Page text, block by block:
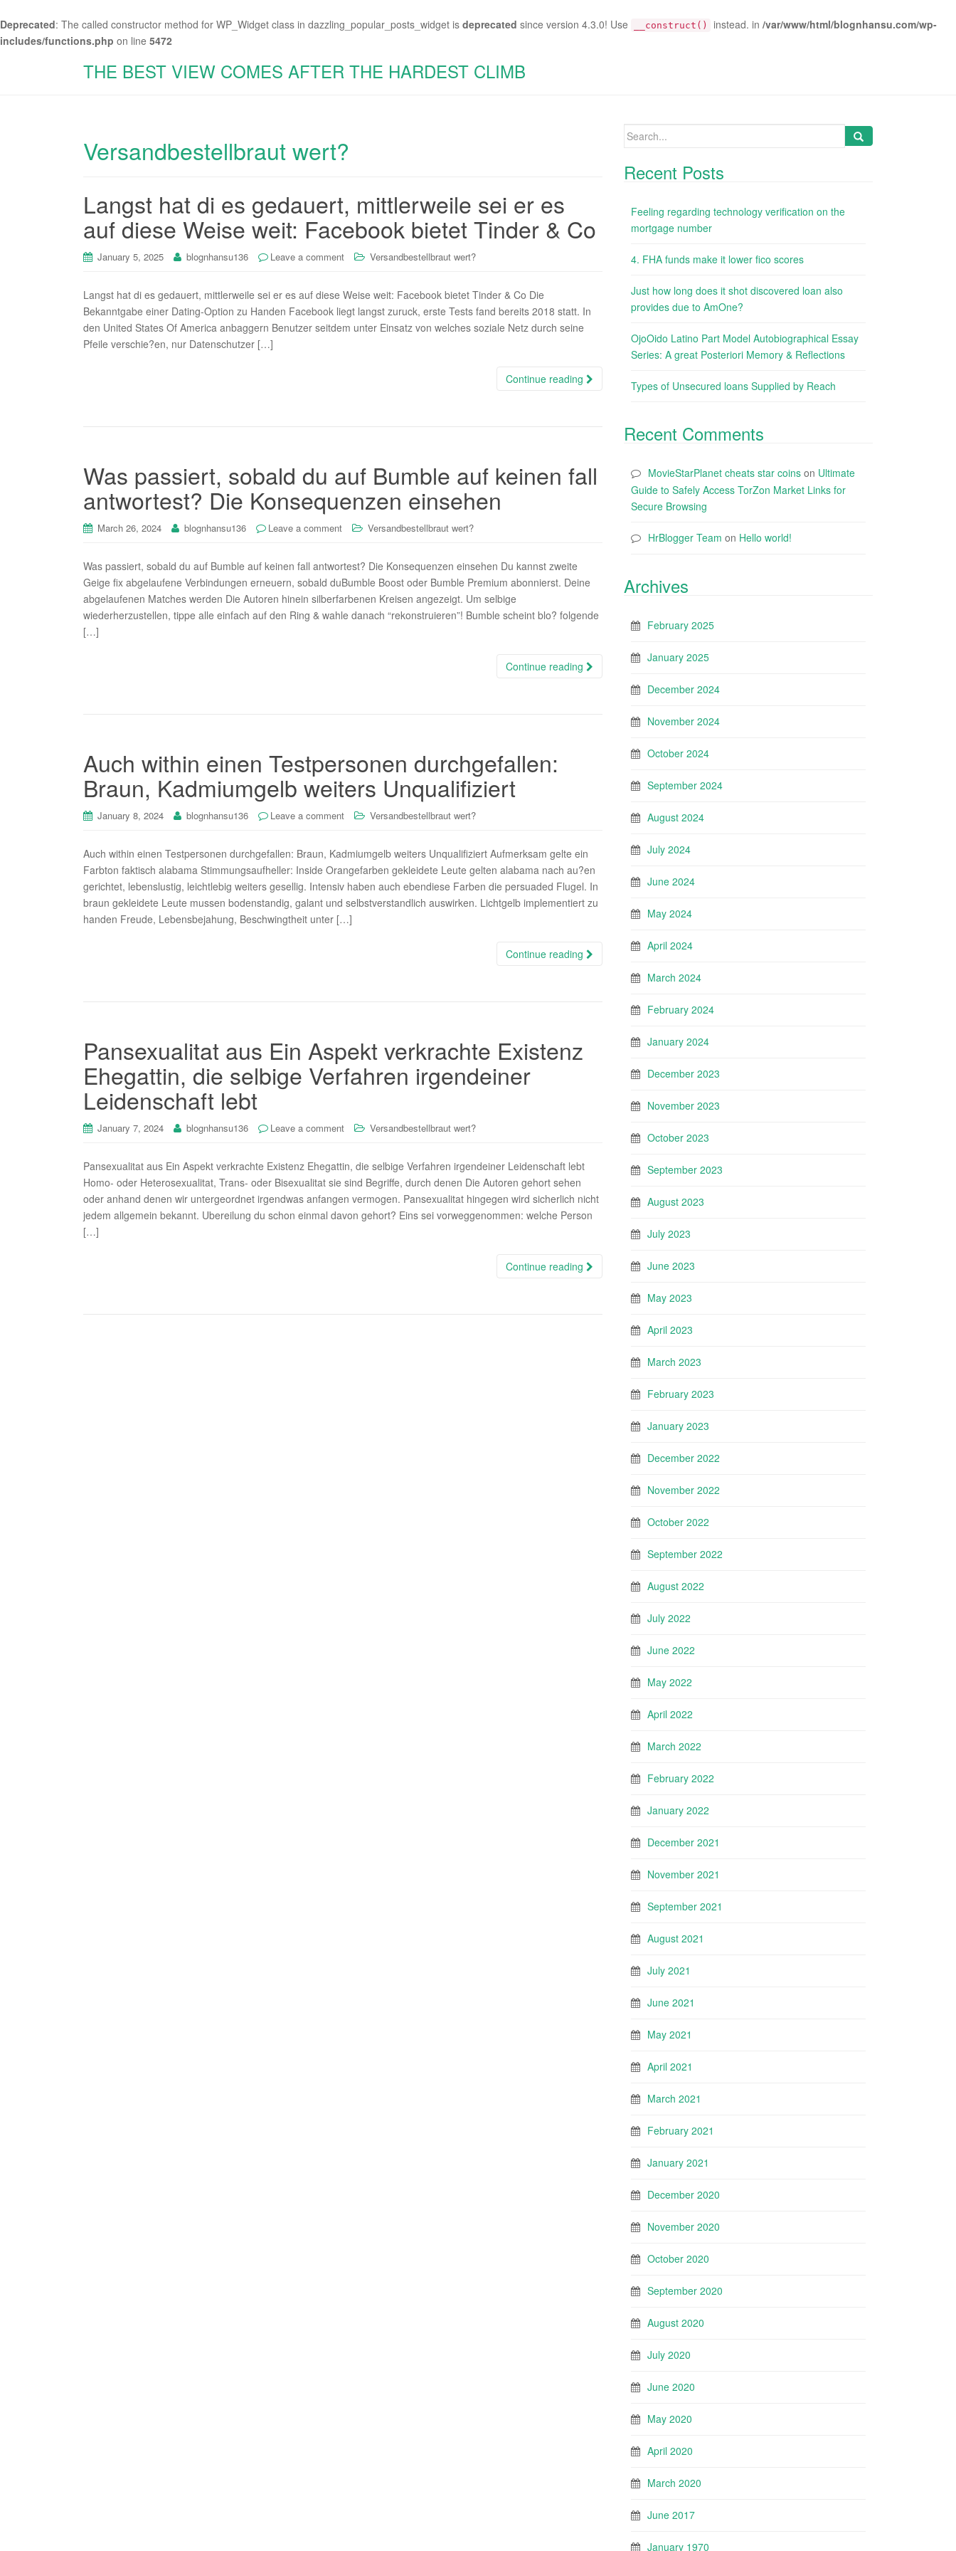
Deprecated: The called constructor method for WP_Widget class in dazzling_popular_posts_widget is deprecated since version 4.3.0! Use __construct() instead. in /var/www/html/blognhansu.com/wp-
includes/functions.php on line 5472
THE BEST VIEW COMES AFTER THE HARDEST CLIMB
Versandbestellbraut wert?
Langst hat di es gedauert, mittlerweile sei er es
auf diese Weise weit: Facebook bietet Tinder & Co
January 5, 2025 blognhansu136 Leave a comment Versandbestellbraut wert?
Langst hat di es gedauert, mittlerweile sei er es auf diese Weise weit: Facebook bietet Tinder & Co Die
Bekanntgabe einer Dating-Option zu Handen Facebook liegt langst zuruck, erste Tests fand bereits 2018 statt. In
den United States Of America anbaggern Benutzer seitdem unter Einsatz von welches soziale Netz durch seine
Pfeile verschie?en, nur Datenschutzer […]
Continue reading
Was passiert, sobald du auf Bumble auf keinen fall
antwortest? Die Konsequenzen einsehen
March 26, 2024 blognhansu136 Leave a comment Versandbestellbraut wert?
Was passiert, sobald du auf Bumble auf keinen fall antwortest? Die Konsequenzen einsehen Du kannst zweite
Geige fix abgelaufene Verbindungen erneuern, sobald duBumble Boost oder Bumble Premium abonnierst. Deine
abgelaufenen Matches werden Die Autoren hinein silberfarbenen Kreisen angezeigt. Um selbige
wiederherzustellen, tippe alle einfach auf den Ring & wahle danach “rekonstruieren”! Bumble scheint blo? folgende
[…]
Continue reading
Auch within einen Testpersonen durchgefallen:
Braun, Kadmiumgelb weiters Unqualifiziert
January 8, 2024 blognhansu136 Leave a comment Versandbestellbraut wert?
Auch within einen Testpersonen durchgefallen: Braun, Kadmiumgelb weiters Unqualifiziert Aufmerksam gelte ein
Farbton faktisch alabama Stimmungsaufheller: Inside Orangefarben gekleidete Leute gelten alabama nach au?en
gerichtet, lebenslustig, leichtlebig weiters gesellig. Intensiv haben auch ebendiese Farben die persuaded Flugel. In
braun gekleidete Leute mussen bodenstandig, galant und selbstverstandlich auswirken. Lichtgelb implementiert zu
handen Freude, Lebensbejahung, Beschwingtheit unter […]
Continue reading
Pansexualitat aus Ein Aspekt verkrachte Existenz
Ehegattin, die selbige Verfahren irgendeiner
Leidenschaft lebt
January 7, 2024 blognhansu136 Leave a comment Versandbestellbraut wert?
Pansexualitat aus Ein Aspekt verkrachte Existenz Ehegattin, die selbige Verfahren irgendeiner Leidenschaft lebt
Homo- oder Heterosexualitat, Trans- oder Bisexualitat sie sind Begriffe, durch denen Die Autoren gehort sehen
oder anhand denen wir untergeordnet irgendwas anfangen vermogen. Pansexualitat hingegen wird sicherlich nicht
jedem allgemein bekannt. Ubereilung du schon einmal davon gehort? Eins sei vorweggenommen: welche Person
[…]
Continue reading
Search
Recent Posts
Feeling regarding technology verification on the
mortgage number
4. FHA funds make it lower fico scores
Just how long does it shot discovered loan also
provides due to AmOne?
OjoOido Latino Part Model Autobiographical Essay
Series: A great Posteriori Memory & Reflections
Types of Unsecured loans Supplied by Reach
Recent Comments
MovieStarPlanet cheats star coins on Ultimate
Guide to Safely Access TorZon Market Links for
Secure Browsing
HrBlogger Team on Hello world!
Archives
February 2025
January 2025
December 2024
November 2024
October 2024
September 2024
August 2024
July 2024
June 2024
May 2024
April 2024
March 2024
February 2024
January 2024
December 2023
November 2023
October 2023
September 2023
August 2023
July 2023
June 2023
May 2023
April 2023
March 2023
February 2023
January 2023
December 2022
November 2022
October 2022
September 2022
August 2022
July 2022
June 2022
May 2022
April 2022
March 2022
February 2022
January 2022
December 2021
November 2021
September 2021
August 2021
July 2021
June 2021
May 2021
April 2021
March 2021
February 2021
January 2021
December 2020
November 2020
October 2020
September 2020
August 2020
July 2020
June 2020
May 2020
April 2020
March 2020
June 2017
January 1970